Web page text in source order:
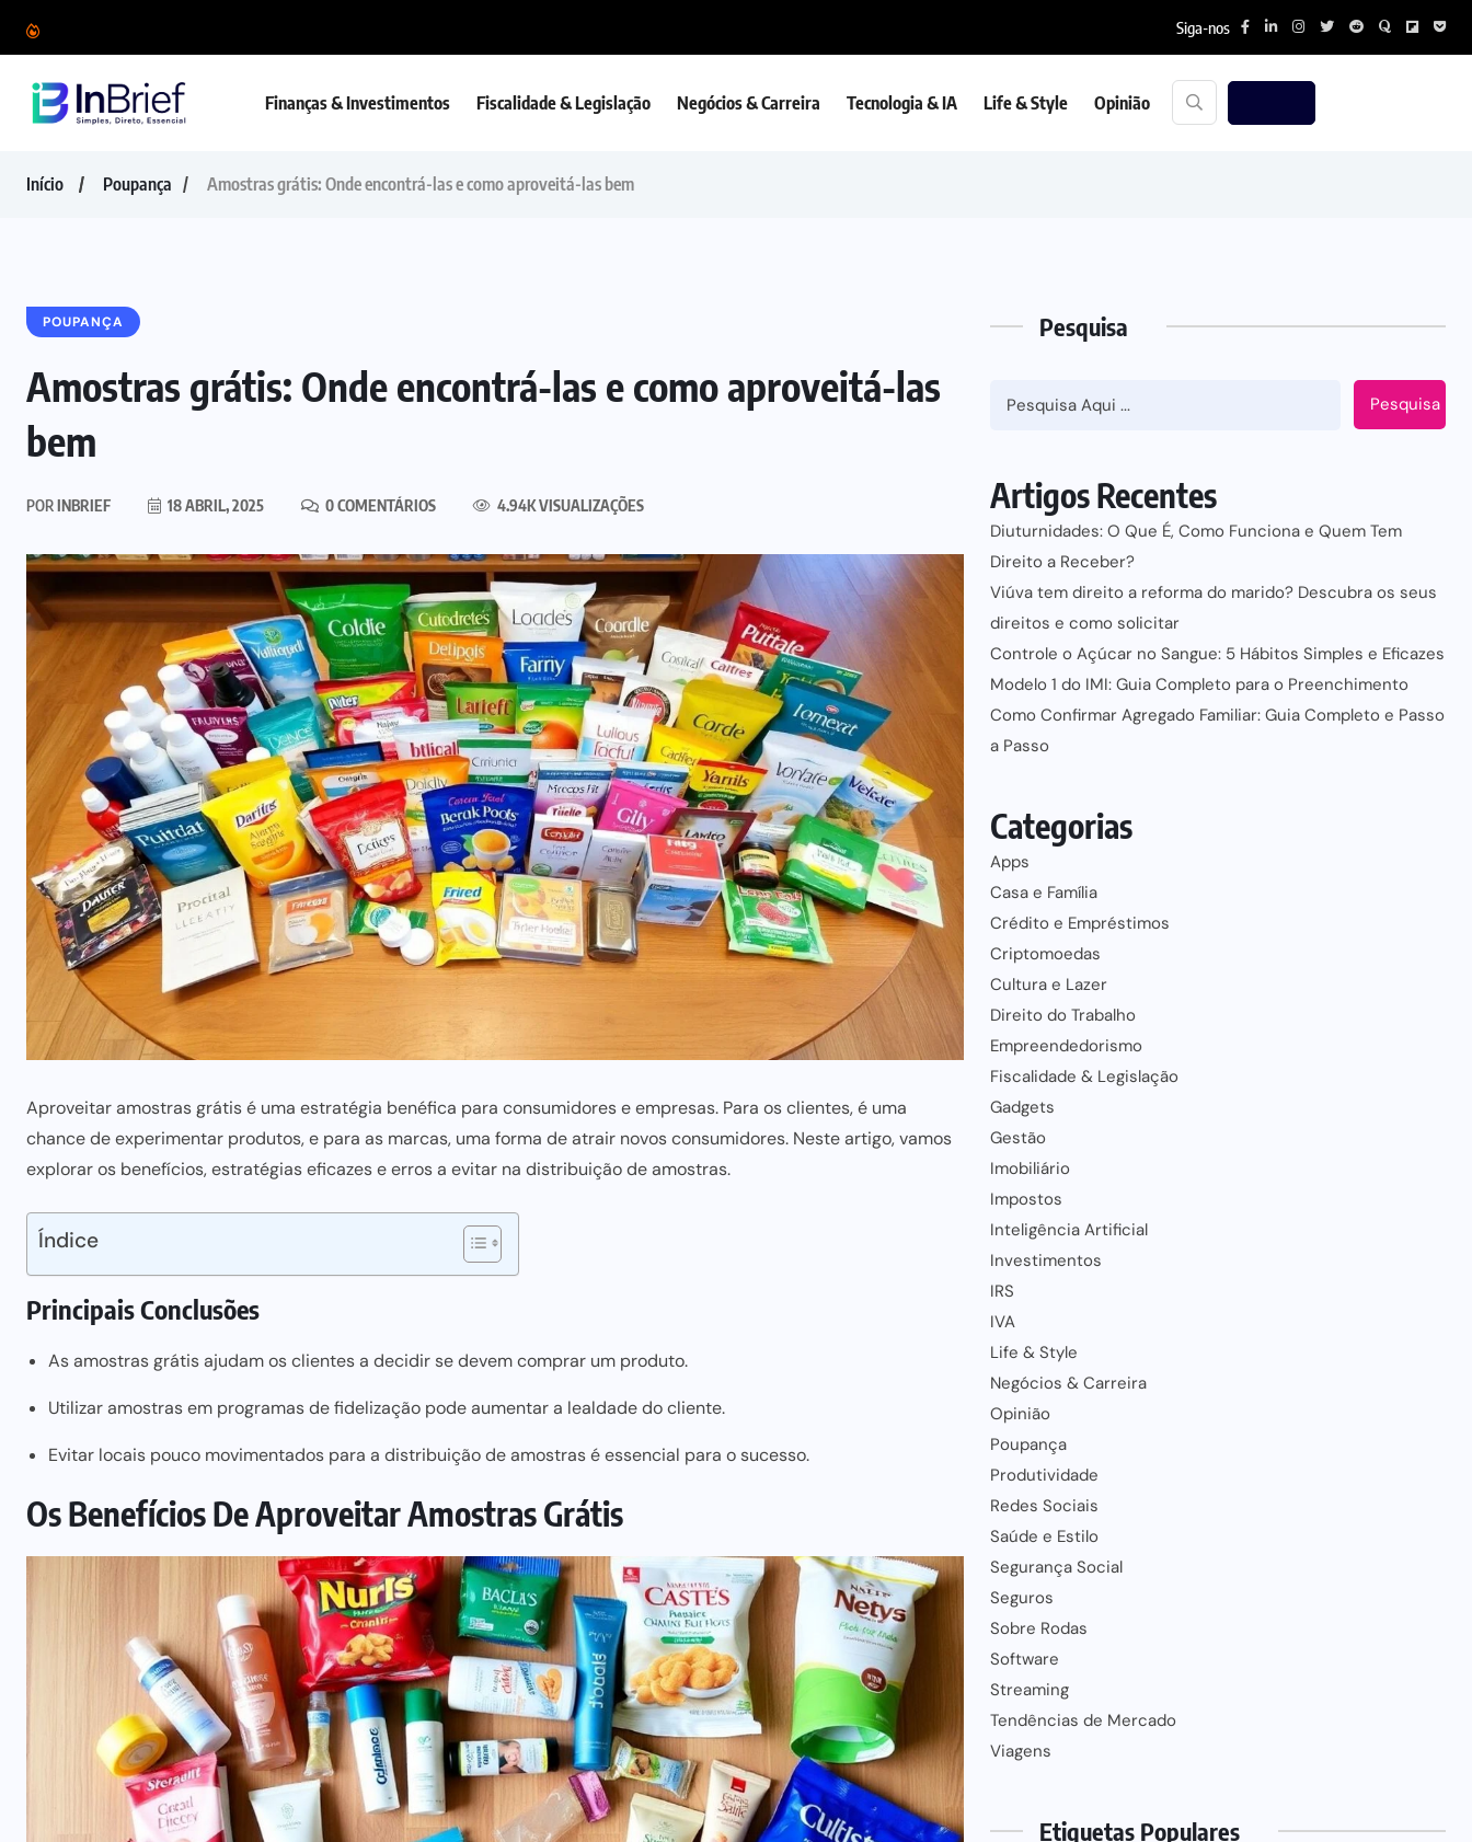
Siga-nos
Finanças & Investimentos Fiscalidade & Legislação Negócios & Carreira Tecnologia & IA Life & Style Opinião
Início Poupança Amostras grátis: Onde encontrá-las e como aproveitá-las bem
POUPANÇA
Amostras grátis: Onde encontrá-las e como aproveitá-las
bem
PORINBRIEF 18 ABRIL, 2025 0 COMENTÁRIOS 4.94K VISUALIZAÇÕES
Aproveitar amostras grátis é uma estratégia benéfica para consumidores e empresas. Para os clientes, é uma
chance de experimentar produtos, e para as marcas, uma forma de atrair novos consumidores. Neste artigo, vamos
explorar os benefícios, estratégias eficazes e erros a evitar na distribuição de amostras.
Índice
Principais Conclusões
As amostras grátis ajudam os clientes a decidir se devem comprar um produto.
Utilizar amostras em programas de fidelização pode aumentar a lealdade do cliente.
Evitar locais pouco movimentados para a distribuição de amostras é essencial para o sucesso.
Os Benefícios De Aproveitar Amostras Grátis
Pesquisa
Pesquisa
Artigos Recentes
Diuturnidades: O Que É, Como Funciona e Quem Tem
Direito a Receber?
Viúva tem direito a reforma do marido? Descubra os seus
direitos e como solicitar
Controle o Açúcar no Sangue: 5 Hábitos Simples e Eficazes
Modelo 1 do IMI: Guia Completo para o Preenchimento
Como Confirmar Agregado Familiar: Guia Completo e Passo
a Passo
Categorias
Apps
Casa e Família
Crédito e Empréstimos
Criptomoedas
Cultura e Lazer
Direito do Trabalho
Empreendedorismo
Fiscalidade & Legislação
Gadgets
Gestão
Imobiliário
Impostos
Inteligência Artificial
Investimentos
IRS
IVA
Life & Style
Negócios & Carreira
Opinião
Poupança
Produtividade
Redes Sociais
Saúde e Estilo
Segurança Social
Seguros
Sobre Rodas
Software
Streaming
Tendências de Mercado
Viagens
Etiquetas Populares